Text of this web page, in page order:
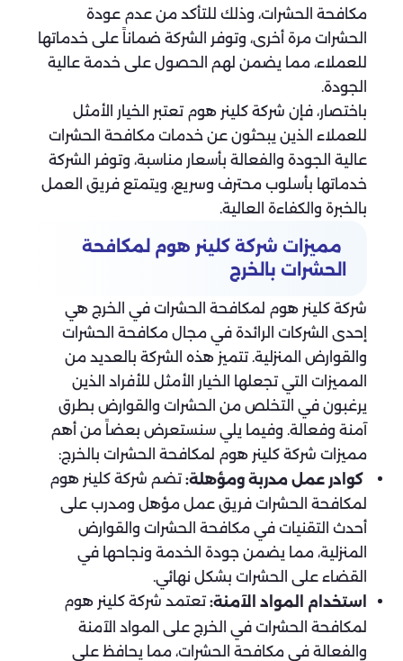
مكافحة الحشرات، وذلك للتأكد من عدم عودة
الحشرات مرة أخرى، وتوفر الشركة ضماناً على خدماتها
للعملاء، مما يضمن لهم الحصول على خدمة عالية
الجودة.
باختصار، فإن شركة كلينر هوم تعتبر الخيار الأمثل
للعملاء الذين يبحثون عن خدمات مكافحة الحشرات
عالية الجودة والفعالة بأسعار مناسبة، وتوفر الشركة
خدماتها بأسلوب محترف وسريع، ويتمتع فريق العمل
بالخبرة والكفاءة العالية.
مميزات شركة كلينر هوم لمكافحة
الحشرات بالخرج
شركة كلينر هوم لمكافحة الحشرات في الخرج هي
إحدى الشركات الرائدة في مجال مكافحة الحشرات
والقوارض المنزلية. تتميز هذه الشركة بالعديد من
المميزات التي تجعلها الخيار الأمثل للأفراد الذين
يرغبون في التخلص من الحشرات والقوارض بطرق
آمنة وفعالة. وفيما يلي سنستعرض بعضاً من أهم
مميزات شركة كلينر هوم لمكافحة الحشرات بالخرج:
كوادر عمل مدربة ومؤهلة: تضم شركة كلينر هوم
لمكافحة الحشرات فريق عمل مؤهل ومدرب على
أحدث التقنيات في مكافحة الحشرات والقوارض
المنزلية، مما يضمن جودة الخدمة ونجاحها في
القضاء على الحشرات بشكل نهائي.
استخدام المواد الآمنة: تعتمد شركة كلينر هوم
لمكافحة الحشرات في الخرج على المواد الآمنة
والفعالة في مكافحة الحشرات، مما يحافظ على